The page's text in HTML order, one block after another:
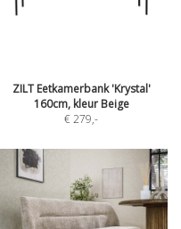
ZILT Eetkamerbank 'Krystal'
160cm, kleur Beige
€ 279,-